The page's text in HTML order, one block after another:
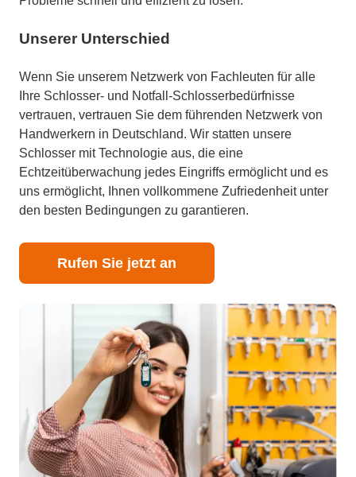
Unserer Unterschied
Wenn Sie unserem Netzwerk von Fachleuten für alle
Ihre Schlosser- und Notfall-Schlosserbedürfnisse
vertrauen, vertrauen Sie dem führenden Netzwerk von
Handwerkern in Deutschland. Wir statten unsere
Schlosser mit Technologie aus, die eine
Echtzeitüberwachung jedes Eingriffs ermöglicht und es
uns ermöglicht, Ihnen vollkommene Zufriedenheit unter
den besten Bedingungen zu garantieren.
Rufen Sie jetzt an